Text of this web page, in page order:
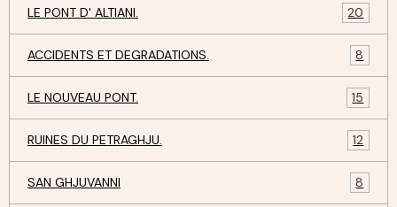
LE PONT D' ALTIANI. 20
ACCIDENTS ET DEGRADATIONS. 8
LE NOUVEAU PONT. 15
RUINES DU PETRAGHJU. 12
SAN GHJUVANNI 8